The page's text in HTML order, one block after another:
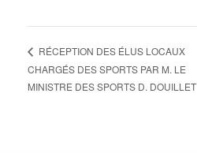
RÉCEPTION DES ÉLUS LOCAUX
CHARGÉS DES SPORTS PAR M. LE
MINISTRE DES SPORTS D. DOUILLET